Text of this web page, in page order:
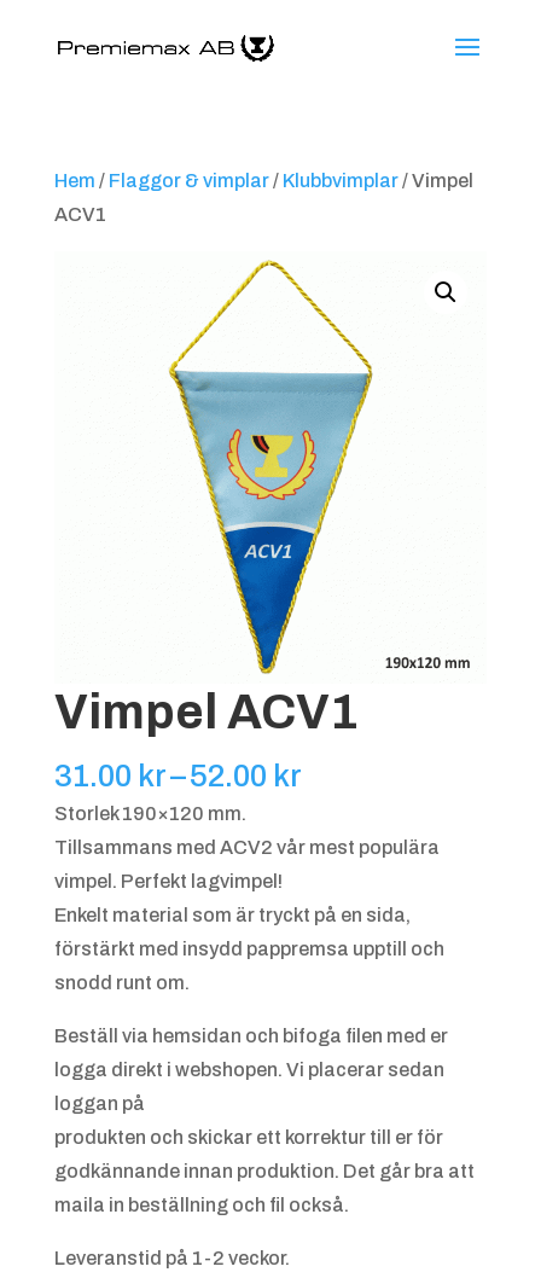
Hem / Flaggor & vimplar/ Klubbvimplar/ Vimpel
ACV1
Vimpel ACV1
31.00 kr–52.00 krPrisintervall:
till
Storlek 190×120 mm.
Tillsammans med ACV2 vår mest populära
vimpel. Perfekt lagvimpel!
Enkelt material som är tryckt på en sida,
förstärkt med insydd pappremsa upptill och
snodd runt om.
Beställ via hemsidan och bifoga filen med er
logga direkt i webshopen. Vi placerar sedan
loggan på
produkten och skickar ett korrektur till er för
godkännande innan produktion. Det går bra att
maila in beställning och fil också.
Leveranstid på 1-2 veckor.